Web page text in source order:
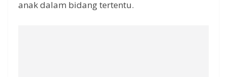
anak dalam bidang tertentu.